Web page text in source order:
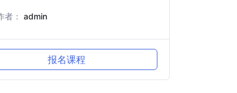
者：admin
报名课程